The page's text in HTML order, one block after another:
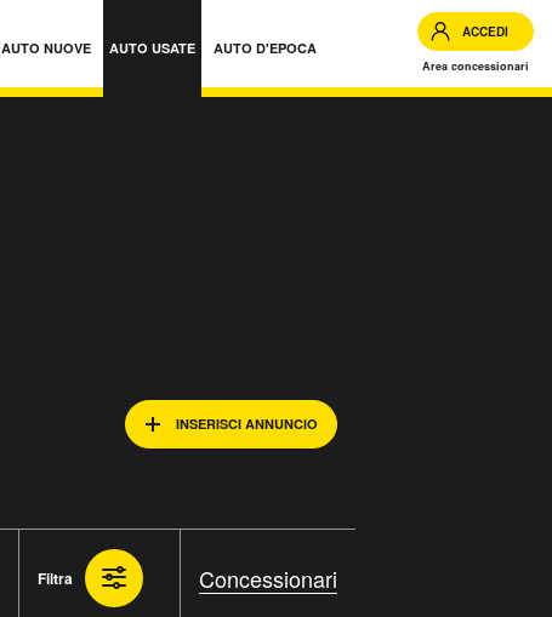
AUTO NUOVE AUTO USATE AUTO D'EPOCA
ACCEDI
Area concessionari
INSERISCI ANNUNCIO
Filtra Concessionari